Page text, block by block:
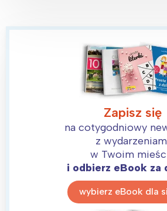
Zapisz się
na cotygodniowy
z
w Twoim
i odbierz eBook za
wybierz eBook dla
Interesują mnie
tego regionu:
Warszawa
Łódź
Trójmiasto
Poznań